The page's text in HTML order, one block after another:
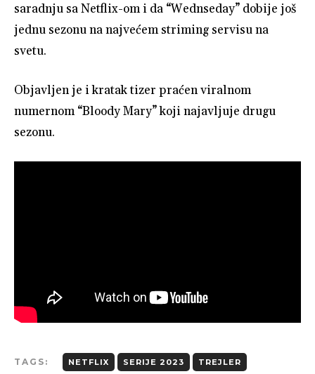
saradnju sa Netflix-om i da “Wednseday” dobije još
jednu sezonu na najvećem striming servisu na
svetu.
Objavljen je i kratak tizer praćen viralnom
numernom “Bloody Mary” koji najavljuje drugu
sezonu.
TAGS: NETFLIX SERIJE 2023 TREJLER